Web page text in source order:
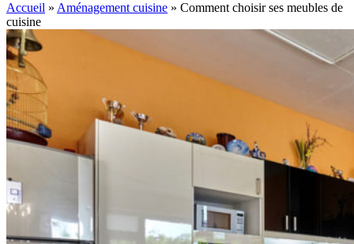
Accueil » Aménagement cuisine » Comment choisir ses meubles de
cuisine